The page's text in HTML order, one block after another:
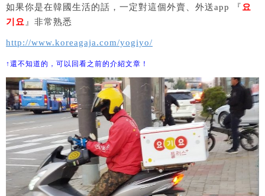
如果你是在韓國生活的話，一定對這個外賣、外送app 『 요
기요 』非常熟悉
http://www.koreagaja.com/yogiyo/
↑還不知道的，可以回看之前的介紹文章！